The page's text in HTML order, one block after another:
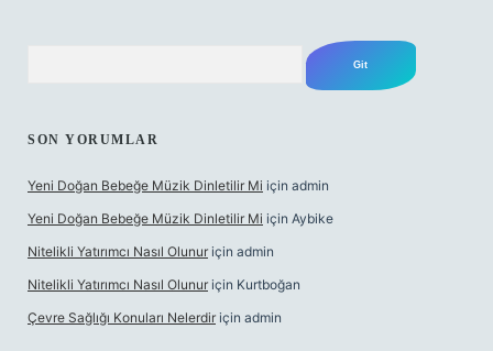
SON YORUMLAR
Yeni Doğan Bebeğe Müzik Dinletilir Mi için admin
Yeni Doğan Bebeğe Müzik Dinletilir Mi için Aybike
Nitelikli Yatırımcı Nasıl Olunur için admin
Nitelikli Yatırımcı Nasıl Olunur için Kurtboğan
Çevre Sağlığı Konuları Nelerdir için admin